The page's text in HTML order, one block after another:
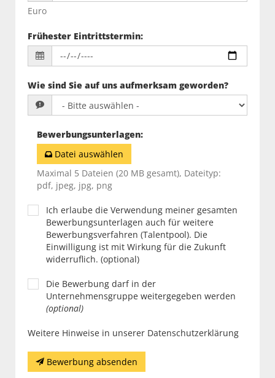
Euro
Frühester Eintrittstermin:
Wie sind Sie auf uns aufmerksam geworden?
Bewerbungsunterlagen:
Datei auswählen
Maximal 5 Dateien (20 MB gesamt), Dateityp:
pdf, jpeg, jpg, png
Ich erlaube die Verwendung meiner gesamten
Bewerbungsunterlagen auch für weitere
Bewerbungsverfahren (Talentpool). Die
Einwilligung ist mit Wirkung für die Zukunft
widerruflich. (optional)
Die Bewerbung darf in der
Unternehmensgruppe weitergegeben werden
(optional)
Weitere Hinweise in unserer Datenschutzerklärung
Bewerbung absenden